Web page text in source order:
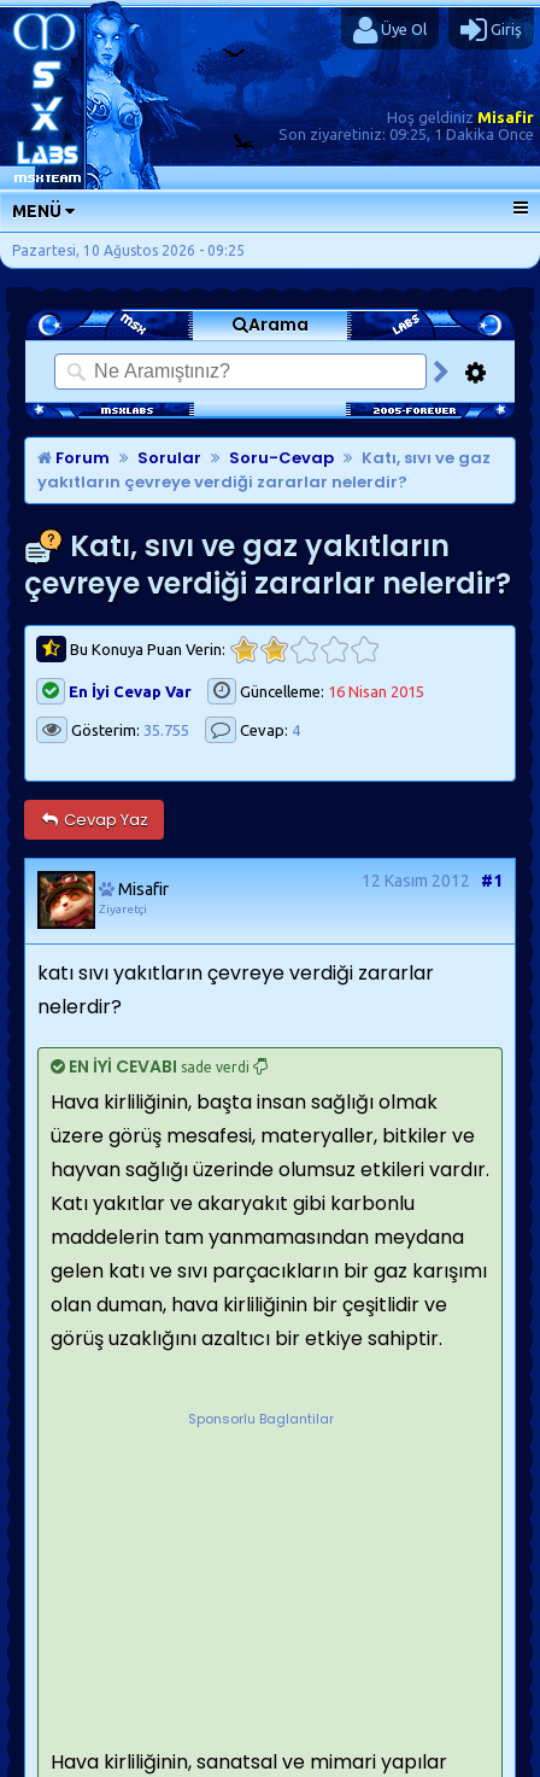
Üye Ol Giriş
Hoş geldinizMisafir
Son ziyaretiniz: 09:25, 1 Dakika Önce
MENÜ
ANA SAYFA
FORUMLAR
SORU-CEVAP
GÜNLÜKLER
SON MESAJLAR
KISAYOLLAR
Pazartesi, 10 Ağustos 2026 - 09:25
Arama
Forum Sorular Soru-Cevap
Katı, sıvı ve gaz
yakıtların çevreye verdiği zararlar nelerdir?
Katı, sıvı ve gaz yakıtların
çevreye verdiği zararlar nelerdir?
Bu Konuya Puan Verin:
En İyi Cevap Var Güncelleme: 16 Nisan 2015
Gösterim: 35.755 Cevap: 4
Cevap Yaz
Misafir
Ziyaretçi
12 Kasım 2012 #1
katı sıvı yakıtların çevreye verdiği zararlar
nelerdir?
EN İYİ CEVABI sade verdi
Hava kirliliğinin, başta insan sağlığı olmak
üzere görüş mesafesi, materyaller, bitkiler ve
hayvan sağlığı üzerinde olumsuz etkileri vardır.
Katı yakıtlar ve akaryakıt gibi karbonlu
maddelerin tam yanmamasından meydana
gelen katı ve sıvı parçacıkların bir gaz karışımı
olan duman, hava kirliliğinin bir çeşitlidir ve
görüş uzaklığını azaltıcı bir etkiye sahiptir.
Sponsorlu Baglantilar
Hava kirliliğinin, sanatsal ve mimari yapılar